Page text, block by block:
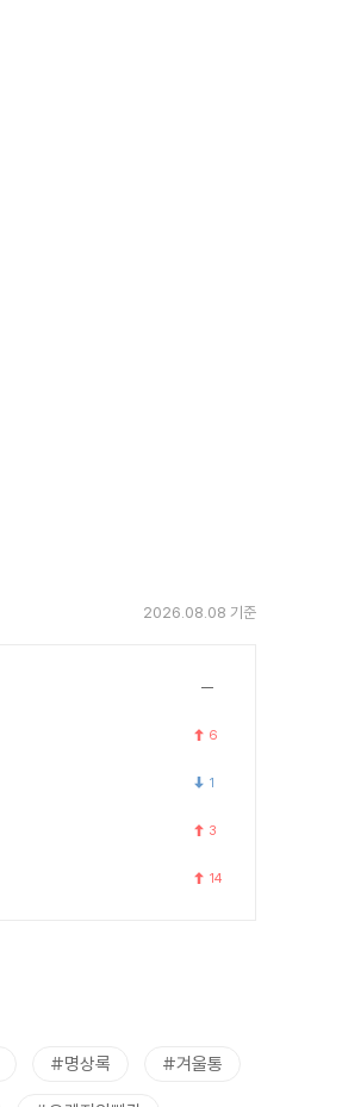
2026.08.08 기준
6
1
3
14
#명상록 #겨울통